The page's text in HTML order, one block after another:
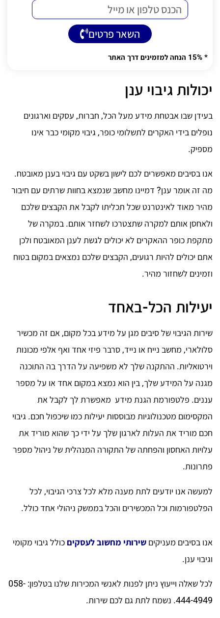
השאר פרטים
Alternative: * 15% הנחה למזמינים דרך האתר
יכולות גיבוי ענן
בעידן שבו אבטחת מידע מעל הכל, חברות, עסקים וארגונים
נופלים בידי האקרים לתשלומי כופר, גיבוי מקומי כבר אינו
מספיק.
אנו בסיבים מאפשרים לכם לישון בשקט עם גיבוי בענן מאובטח.
מה זה אומר ענן? דמיינו מחשב שנמצא בחוות שרתים עם חיבור
מהיר מאוד לאינטרנט שכל תכליתו לקבל את הקבצים שלכם
ולאחסן אותם למקרה שתצטרכו לשחזר אותם. במקרה של
מתקפת כופר ההאקרים לא יכולים לגשת לענן המאובטח ולכן
אתם יכולים להיות רגועים, הקבצים שלכם נמצאים במקום בטוח
וזמינים לשחזור מהיר.
יעילות הכל-באחד
שירות הגיבוי של סיבים מגן על מידע בכל מקום, אם זה מכשיר
סלולארי, מחשב נייח או נייד, סרבר פיזי אחד ואף אלפי מכונות
וירטואליות. ההתקנה שלך לא משפיעה על הדרך בה התוכנה
מגנה על המידע שלך, בין הוא נמצא במקום אחד או על מספר
עננים. פלטפורמת הגנת מידע מאפשרת לך לקבל את
המקסימום מטכנולוגיות מבוססות יעילות כמו שיכפול חכם. גיבוי
חכם מוריד את העלות לארגון שלך על ידי כך שהוא מוריד את
עלויות האחסון והפחתה של התקורה המנהלית של ניהול מספר
פתרונות.
למעשה אנו יודעים לתת מענה מלא לכל צרכי הגיבוי, לכל
הפלטפורמות וכל המכשירים והכל בממשק ניהולי אחד כולל.
אנו בסיבים מעניקים שירותי מחשוב לעסקים כולל גיבוי מקומי
וגיבוי ענן.
לכל שאלה וייעוץ ניתן לפנות לאנשי המכירות שלנו בטלפון: 058-
444-4949. נשמח לתת גם לכם שירות.